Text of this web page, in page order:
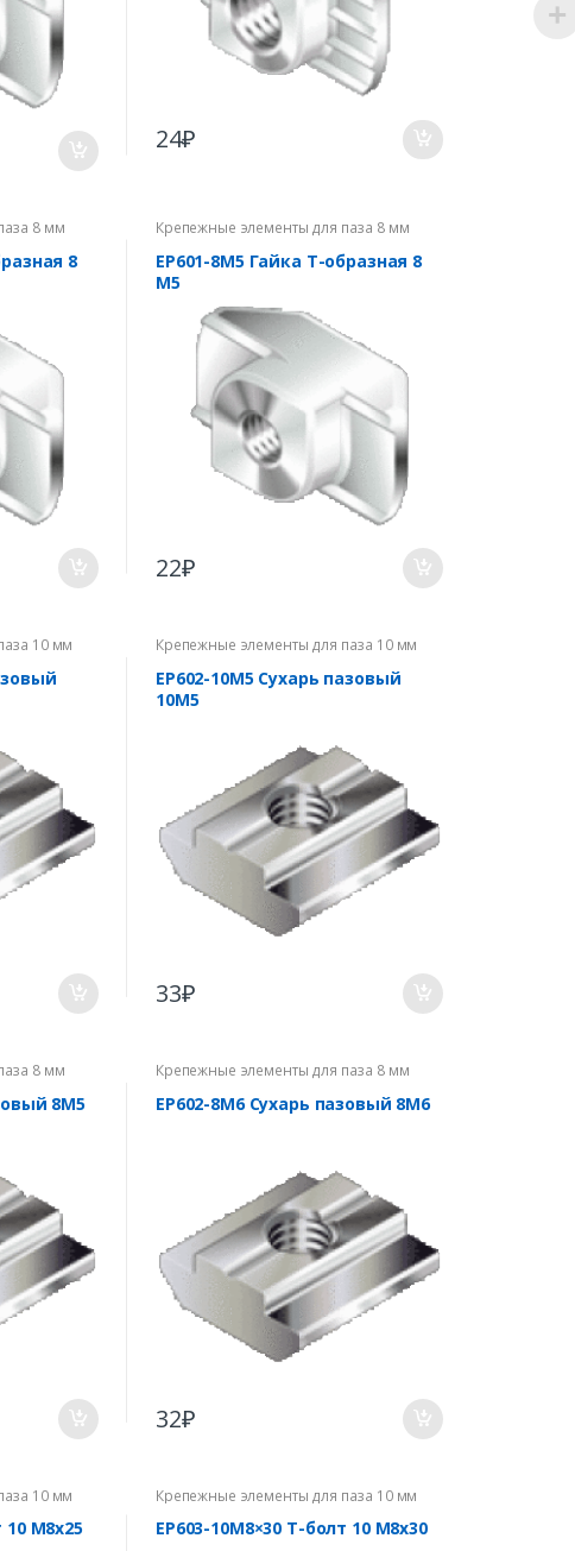
24₽
8 мм
8
Крепежные элементы для паза 8 мм
EP601-8M5 Гайка Т-образная 8
М5
22₽
10 мм Крепежные элементы для паза 10 мм
EP602-10M5 Сухарь пазовый
10М5
33₽
8 мм
8М5
Крепежные элементы для паза 8 мм
EP602-8M6 Сухарь пазовый 8М6
32₽
10 мм
10 M8x25
Крепежные элементы для паза 10 мм
EP603-10М8×30 Т-болт 10 M8x30